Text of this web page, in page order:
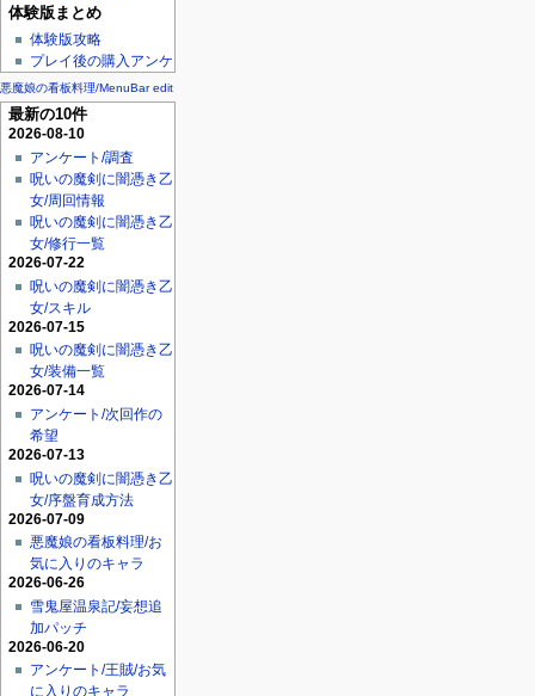
体験版まとめ
体験版攻略
プレイ後の購入アンケ
悪魔娘の看板料理/MenuBar edit
最新の10件
2026-08-10
アンケート/調査
呪いの魔剣に闇憑き乙
女/周回情報
呪いの魔剣に闇憑き乙
女/修行一覧
2026-07-22
呪いの魔剣に闇憑き乙
女/スキル
2026-07-15
呪いの魔剣に闇憑き乙
女/装備一覧
2026-07-14
アンケート/次回作の
希望
2026-07-13
呪いの魔剣に闇憑き乙
女/序盤育成方法
2026-07-09
悪魔娘の看板料理/お
気に入りのキャラ
2026-06-26
雪鬼屋温泉記/妄想追
加パッチ
2026-06-20
アンケート/王賊/お気
に入りのキャラ